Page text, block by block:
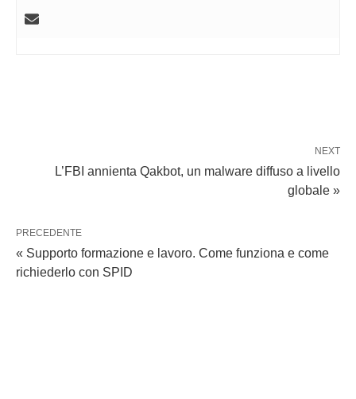
NEXT
L’FBI annienta Qakbot, un malware diffuso a livello
globale »
PRECEDENTE
« Supporto formazione e lavoro. Come funziona e come
richiederlo con SPID